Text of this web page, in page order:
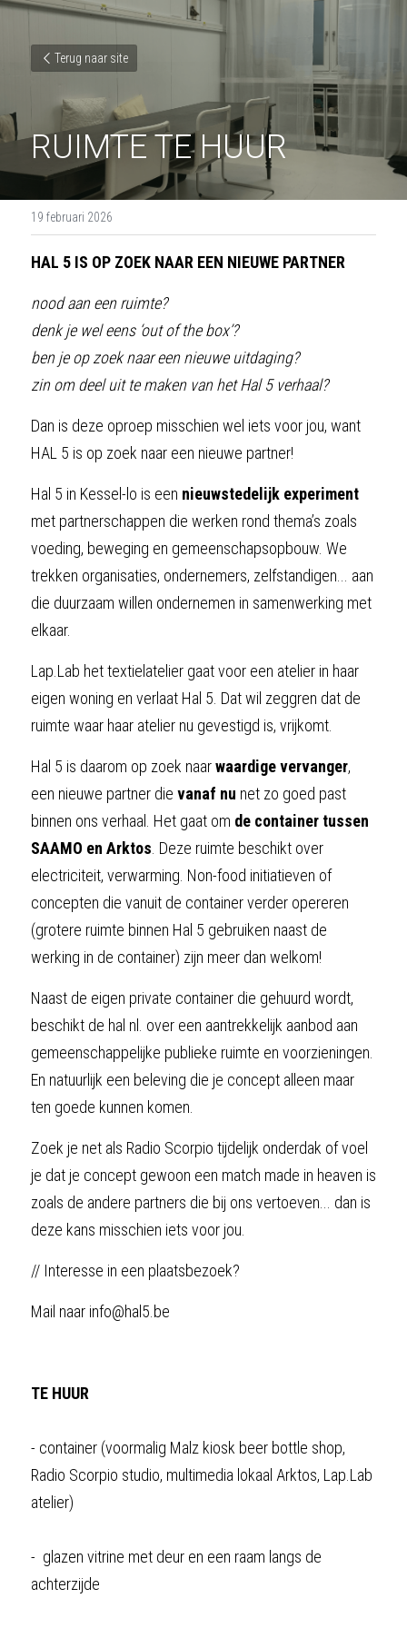
Terug naar site
RUIMTE TE HUUR
19 februari 2026
HAL 5 IS OP ZOEK NAAR EEN NIEUWE PARTNER
nood aan een ruimte?
denk je wel eens ‘out of the box’?
ben je op zoek naar een nieuwe uitdaging?
zin om deel uit te maken van het Hal 5 verhaal?
Dan is deze oproep misschien wel iets voor jou, want
HAL 5 is op zoek naar een nieuwe partner!
Hal 5 in Kessel-lo is een
met partnerschappen die werken rond thema’s zoals
voeding, beweging en gemeenschapsopbouw. We
trekken organisaties, ondernemers, zelfstandigen... aan
die duurzaam willen ondernemen in samenwerking met
elkaar.
Lap.Lab het textielatelier gaat voor een atelier in haar
eigen woning en verlaat Hal 5. Dat wil zeggren dat de
ruimte waar haar atelier nu gevestigd is, vrijkomt.
Hal 5 is daarom op zoek naar waardige vervanger,
een nieuwe partner die vanaf nu net zo goed past
binnen ons verhaal. Het gaat om de container tussen
SAAMO en Arktos . Deze ruimte beschikt over
electriciteit, verwarming. Non-food initiatieven of
concepten die vanuit de container verder opereren
(grotere ruimte binnen Hal 5 gebruiken naast de
werking in de container) zijn meer dan welkom!
Naast de eigen private container die gehuurd wordt,
beschikt de hal nl. over een aantrekkelijk aanbod aan
gemeenschappelijke publieke ruimte en voorzieningen.
En natuurlijk een beleving die je concept alleen maar
ten goede kunnen komen.
Zoek je net als Radio Scorpio tijdelijk onderdak of voel
je dat je concept gewoon een match made in heaven is
zoals de andere partners die bij ons vertoeven... dan is
deze kans misschien iets voor jou.
// Interesse in een plaatsbezoek?
Mail naar info@hal5.be
TE HUUR
- container (voormalig Malz kiosk beer bottle shop,
Radio Scorpio studio, multimedia lokaal Arktos, Lap.Lab
atelier)
-  glazen vitrine met deur en een raam langs de
achterzijde